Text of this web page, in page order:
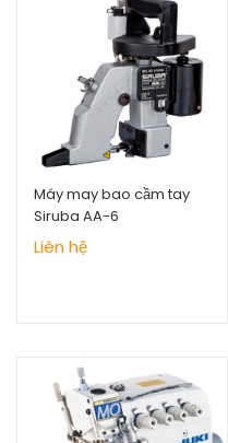
Máy may bao cầm tay
Siruba AA-6
Liên hệ